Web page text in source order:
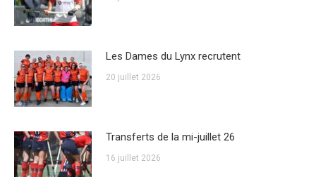
Les Dames du Lynx recrutent
20 juillet 2026
Transferts de la mi-juillet 26
16 juillet 2026